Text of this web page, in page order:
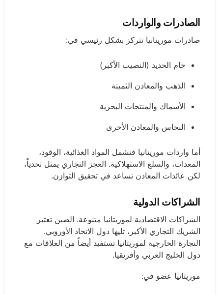
الصادرات والواردات
صادرات موريتانيا تتركز بشكل رئيسي في:
خام الحديد (النصيب الأكبر)
الذهب والمعادن الثمينة
الأسماك والمنتجات البحرية
النحاس والمعادن الأخرى
أما واردات موريتانيا فتشمل المواد الغذائية، الوقود،
المعدات، والسلع الاستهلاكية. العجز التجاري يمثل تحدياً،
لكن عائدات المعادن تساعد في تحقيق التوازن.
الشراكات الدولية
الشراكات الاقتصادية لموريتانيا متنوعة. الصين تعتبر
الشريك التجاري الأكبر، تليها دول الاتحاد الأوروبي.
التجارة الخارجية لموريتانيا تستفيد أيضاً من العلاقات مع
دول الخليج العربي وأفريقيا.
موريتانيا عضو في: